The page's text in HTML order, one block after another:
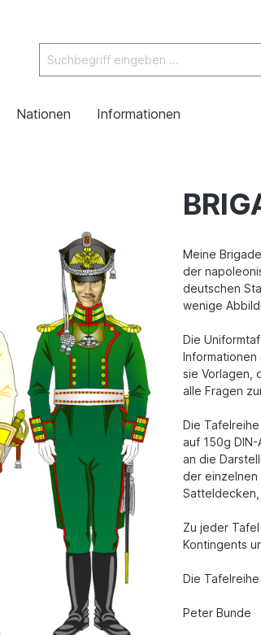
Nationen Informationen
Meine
der
deutschen
wenige
Die
Informationen
sie Vorlagen,
alle Fragen
Die
auf 150g
an die
der einzelnen
Zu jeder
Kontingents
Die
Peter Bunde